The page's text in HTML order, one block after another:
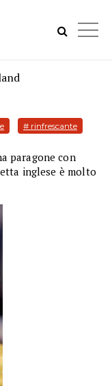
# rinfrescante
paragone con
inglese è molto